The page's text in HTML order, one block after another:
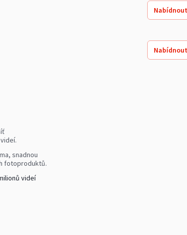
snadnou
fotoproduktů.
videí